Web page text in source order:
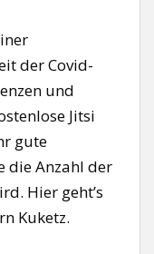
der Covid-
und
Jitsi
gute
die Anzahl der
Hier geht’s
Kuketz.